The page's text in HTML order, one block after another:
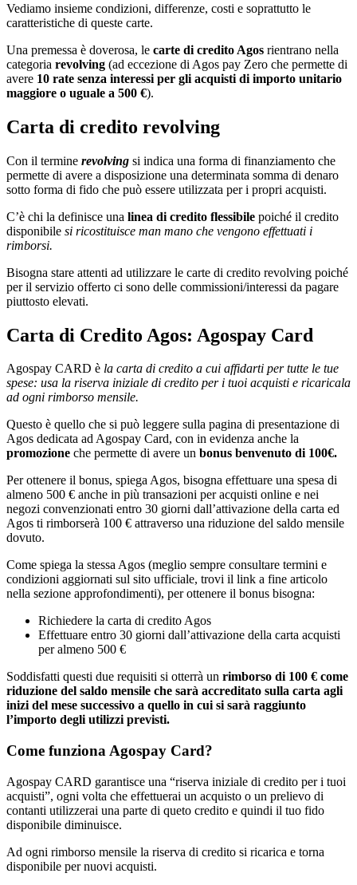
Vediamo insieme condizioni, differenze, costi e soprattutto le
caratteristiche di queste carte.
Una premessa è doverosa, le carte di credito Agos rientrano nella
categoria revolving (ad eccezione di Agos pay Zero che permette di
avere 10 rate senza interessi per gli acquisti di importo unitario
maggiore o uguale a 500 €).
Carta di credito revolving
Con il termine revolving si indica una forma di finanziamento che
permette di avere a disposizione una determinata somma di denaro
sotto forma di fido che può essere utilizzata per i propri acquisti.
C’è chi la definisce una linea di credito flessibile poiché il credito
disponibile si ricostituisce man mano che vengono effettuati i
rimborsi.
Bisogna stare attenti ad utilizzare le carte di credito revolving poiché
per il servizio offerto ci sono delle commissioni/interessi da pagare
piuttosto elevati.
Carta di Credito Agos: Agospay Card
Agospay CARD è la carta di credito a cui affidarti per tutte le tue
spese: usa la riserva iniziale di credito per i tuoi acquisti e ricaricala
ad ogni rimborso mensile.
Questo è quello che si può leggere sulla pagina di presentazione di
Agos dedicata ad Agospay Card, con in evidenza anche la
promozione che permette di avere un bonus benvenuto di 100€.
Per ottenere il bonus, spiega Agos, bisogna effettuare una spesa di
almeno 500 € anche in più transazioni per acquisti online e nei
negozi convenzionati entro 30 giorni dall’attivazione della carta ed
Agos ti rimborserà 100 € attraverso una riduzione del saldo mensile
dovuto.
Come spiega la stessa Agos (meglio sempre consultare termini e
condizioni aggiornati sul sito ufficiale, trovi il link a fine articolo
nella sezione approfondimenti), per ottenere il bonus bisogna:
Richiedere la carta di credito Agos
Effettuare entro 30 giorni dall’attivazione della carta acquisti
per almeno 500 €
Soddisfatti questi due requisiti si otterrà un rimborso di 100 € come
riduzione del saldo mensile che sarà accreditato sulla carta agli
inizi del mese successivo a quello in cui si sarà raggiunto
l’importo degli utilizzi previsti.
Come funziona Agospay Card?
Agospay CARD garantisce una “riserva iniziale di credito per i tuoi
acquisti”, ogni volta che effettuerai un acquisto o un prelievo di
contanti utilizzerai una parte di queto credito e quindi il tuo fido
disponibile diminuisce.
Ad ogni rimborso mensile la riserva di credito si ricarica e torna
disponibile per nuovi acquisti.